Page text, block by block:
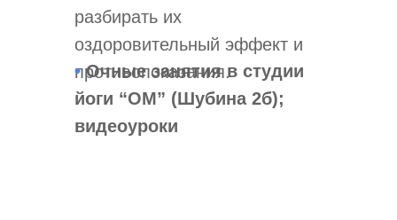
разбирать их
оздоровительный эффект и
противопоказания.
•Очные занятия в студии
йоги “ОМ” (Шубина 2б);
видеоуроки